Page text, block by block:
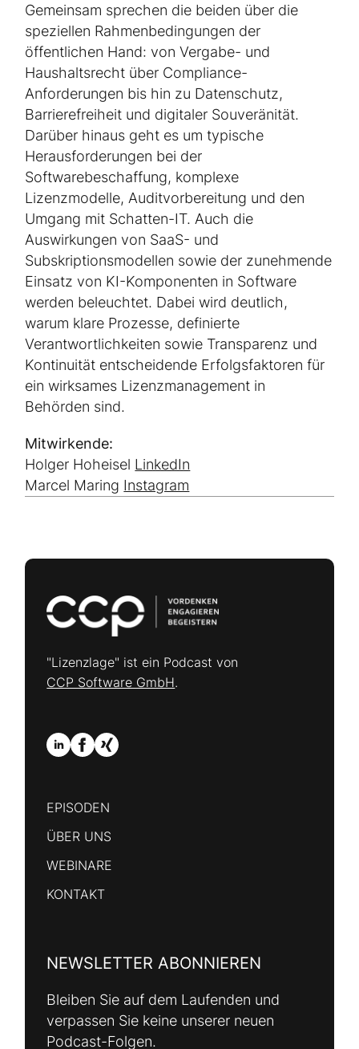
Gemeinsam sprechen die beiden über die
speziellen Rahmenbedingungen der
öffentlichen Hand: von Vergabe- und
Haushaltsrecht über Compliance-
Anforderungen bis hin zu Datenschutz,
Barrierefreiheit und digitaler Souveränität.
Darüber hinaus geht es um typische
Herausforderungen bei der
Softwarebeschaffung, komplexe
Lizenzmodelle, Auditvorbereitung und den
Umgang mit Schatten-IT. Auch die
Auswirkungen von SaaS- und
Subskriptionsmodellen sowie der zunehmende
Einsatz von KI-Komponenten in Software
werden beleuchtet. Dabei wird deutlich,
warum klare Prozesse, definierte
Verantwortlichkeiten sowie Transparenz und
Kontinuität entscheidende Erfolgsfaktoren für
ein wirksames Lizenzmanagement in
Behörden sind.
Mitwirkende:
Holger Hoheisel LinkedIn
Marcel Maring Instagram
"Lizenzlage" ist ein Podcast von
CCP Software GmbH.
EPISODEN
ÜBER UNS
WEBINARE
KONTAKT
NEWSLETTER ABONNIEREN
Bleiben Sie auf dem Laufenden und
verpassen Sie keine unserer neuen
Podcast-Folgen.